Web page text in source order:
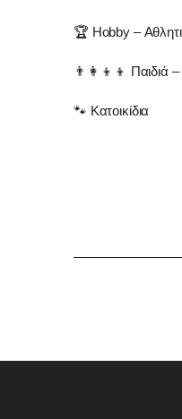
🏆 Hobby –
👨‍👩‍👦‍👦 Παιδιά –
🐾 Κατοικίδια